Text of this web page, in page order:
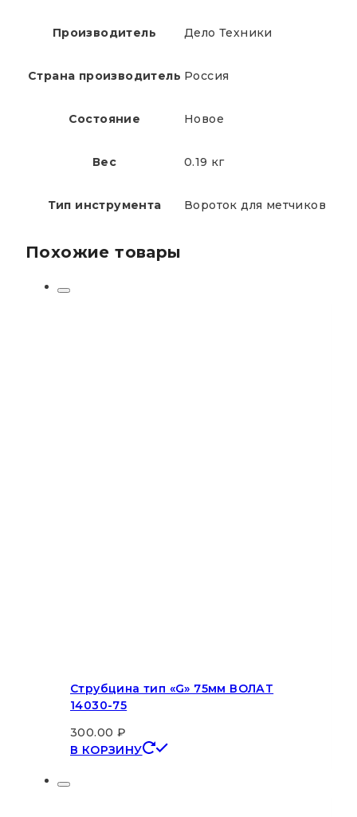
Производитель Дело Техники
Страна производитель Россия
Состояние Новое
Вес 0.19 кг
Тип инструмента Вороток для метчиков
Похожие товары
Струбцина тип «G» 75мм ВОЛАТ
14030-75
300.00 ₽
В КОРЗИНУ